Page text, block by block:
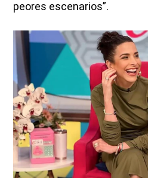
peores escenarios”.